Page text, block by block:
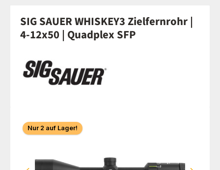
SIG SAUER WHISKEY3 Zielfernrohr |
4-12x50 | Quadplex SFP
Bildergalerie überspringen
Nur 2 auf Lager!